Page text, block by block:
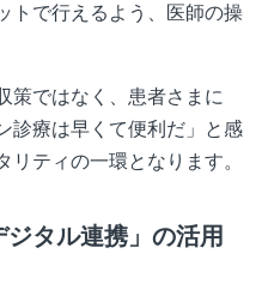
トで行えるよう、医師の操
策ではなく、患者さまに
診療は早くて便利だ」と感
リティの一環となります。
タル連携」の活用